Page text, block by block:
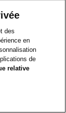
des
en
de
relative